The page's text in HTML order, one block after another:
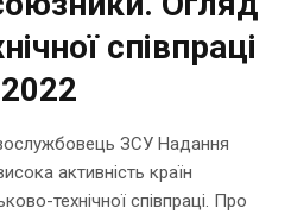
співпраці
ЗСУ Надання
активність країн
технічної співпраці. Про